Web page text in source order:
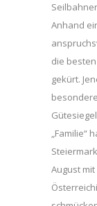
Anhand
die
gekürt.
„Familie“
August